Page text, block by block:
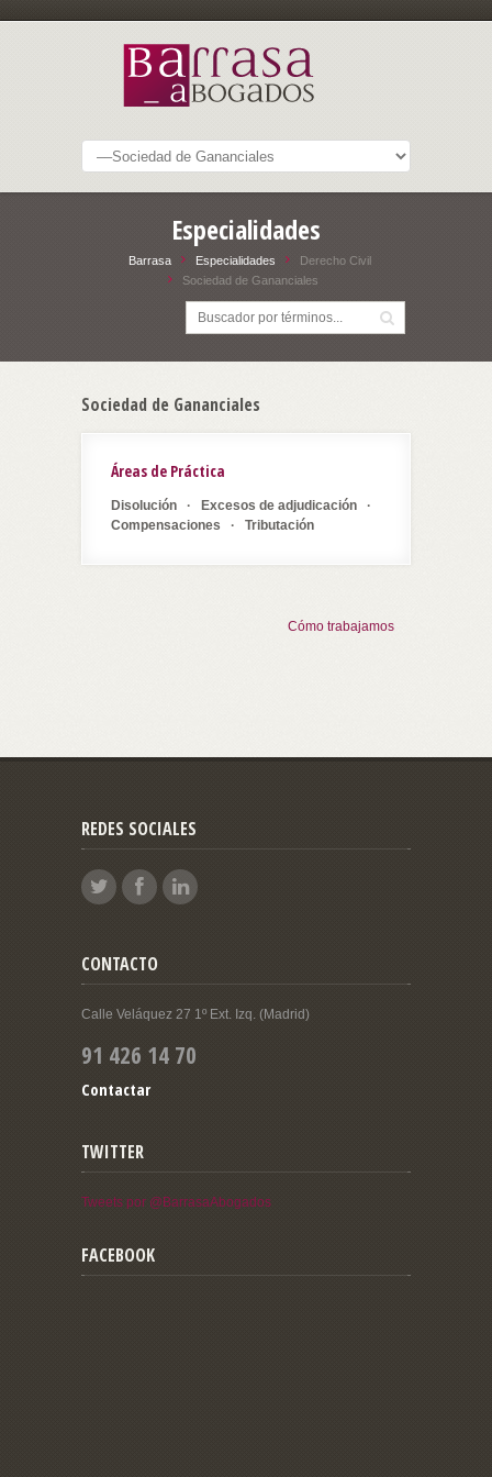
Especialidades
Barrasa Especialidades
Derecho Civil
Sociedad de Gananciales
Sociedad de Gananciales
Áreas de Práctica
Disolución · Excesos de adjudicación ·
Compensaciones · Tributación
Cómo trabajamos
REDES SOCIALES
CONTACTO
Calle Veláquez 27 1º Ext. Izq. (Madrid)
91 426 14 70
Contactar
TWITTER
Tweets por @BarrasaAbogados
FACEBOOK